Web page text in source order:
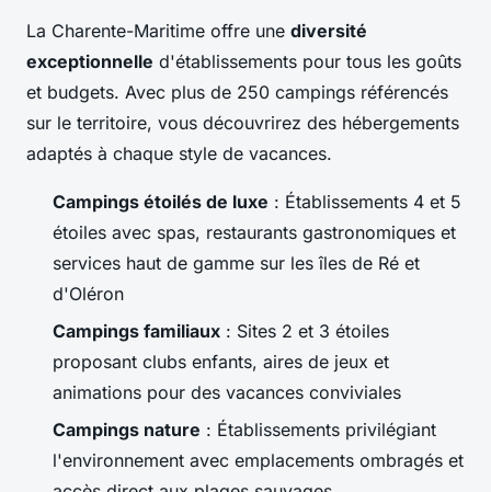
La Charente-Maritime offre une diversité
exceptionnelle d'établissements pour tous les goûts
et budgets. Avec plus de 250 campings référencés
sur le territoire, vous découvrirez des hébergements
adaptés à chaque style de vacances.
Campings étoilés de luxe : Établissements 4 et 5
étoiles avec spas, restaurants gastronomiques et
services haut de gamme sur les îles de Ré et
d'Oléron
Campings familiaux : Sites 2 et 3 étoiles
proposant clubs enfants, aires de jeux et
animations pour des vacances conviviales
Campings nature : Établissements privilégiant
l'environnement avec emplacements ombragés et